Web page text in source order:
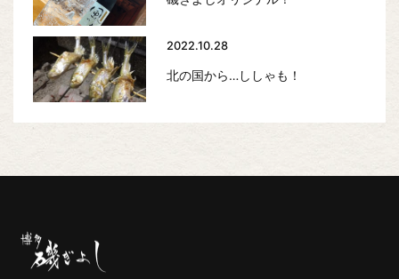
2022.10.28
北の国から…ししゃも！